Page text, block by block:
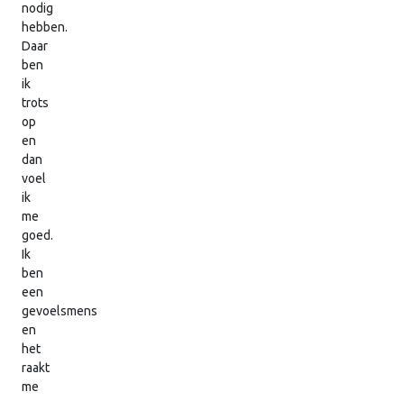
nodig
hebben.
Daar
ben
ik
trots
op
en
dan
voel
ik
me
goed.
Ik
ben
een
gevoelsmens
en
het
raakt
me